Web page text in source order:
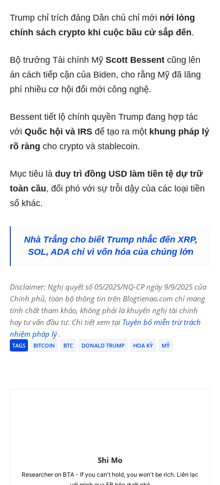
Trump chỉ trích đảng Dân chủ chỉ mới nới lỏng
chính sách crypto khi cuộc bầu cử sắp đến.
Bộ trưởng Tài chính Mỹ Scott Bessent cũng lên
án cách tiếp cận của Biden, cho rằng Mỹ đã lãng
phí nhiều cơ hội đổi mới công nghệ.
Bessent tiết lộ chính quyền Trump đang hợp tác
với Quốc hội và IRS để tạo ra một khung pháp lý
rõ ràng cho crypto và stablecoin.
Mục tiêu là duy trì đồng USD làm tiền tệ dự trữ
toàn cầu, đối phó với sự trỗi dậy của các loại tiền
số khác.
Nhà Trắng cho biết Trump nhắc đến XRP,
SOL, ADA chỉ vì vốn hóa của chúng lớn
Disclaimer: Nghị quyết số 05/2025/NQ-CP ngày 9/9/2025 của
Chính phủ, toàn bộ thông tin trên Blogtienao.com chỉ mang
tính chất tham khảo, không phải là khuyến nghị tài chính
hay tư vấn đầu tư. Chi tiết xem tại Tuyên bố miễn trừ trách
nhiệm pháp lý.
TAGS BITCOIN BTC DONALD TRUMP HOA KỲ MỸ
Shi Mo
Researcher on BTA - If you can't hold, you won't be rich. Liên lạc